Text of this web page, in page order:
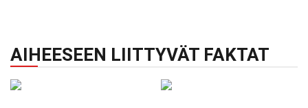
AIHEESEEN LIITTYVÄT FAKTAT